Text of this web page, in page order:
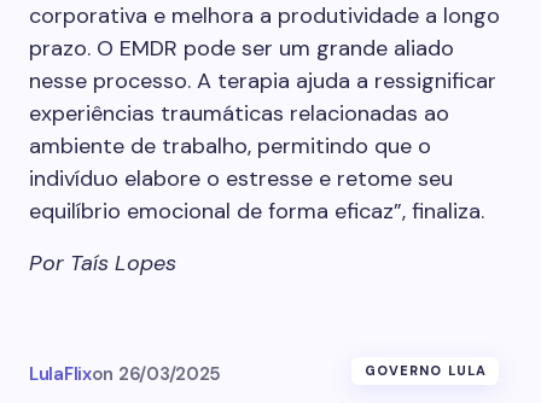
corporativa e melhora a produtividade a longo
prazo. O EMDR pode ser um grande aliado
nesse processo. A terapia ajuda a ressignificar
experiências traumáticas relacionadas ao
ambiente de trabalho, permitindo que o
indivíduo elabore o estresse e retome seu
equilíbrio emocional de forma eficaz”, finaliza.
Por Taís Lopes
LulaFlixon 26/03/2025 GOVERNO LULA